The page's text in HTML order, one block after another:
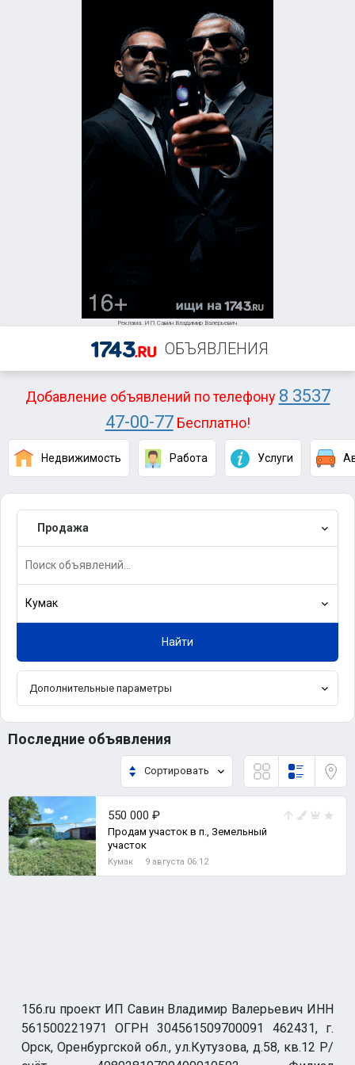
Реклама. ИП Савин Владимир Валерьевич
ОБЪЯВЛЕНИЯ
Добавление объявлений по телефону 8 3537
47-00-77Бесплатно!
Недвижимость Работа Услуги
Продажа
Кумак
Найти
Дополнительные параметры
Последние объявления
Сортировать
550 000 ₽
Продам участок в п., Земельный
участок
Кумак 9 августа 06:12
156.ru проект ИП Савин Владимир Валерьевич ИНН
561500221971 ОГРН 304561509700091 462431, г.
Орск, Оренбургской обл., ул.Кутузова, д.58, кв.12 Р/